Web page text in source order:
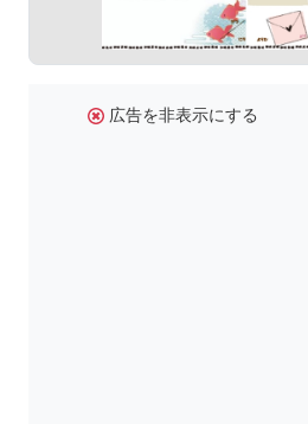
広告を非表示にする